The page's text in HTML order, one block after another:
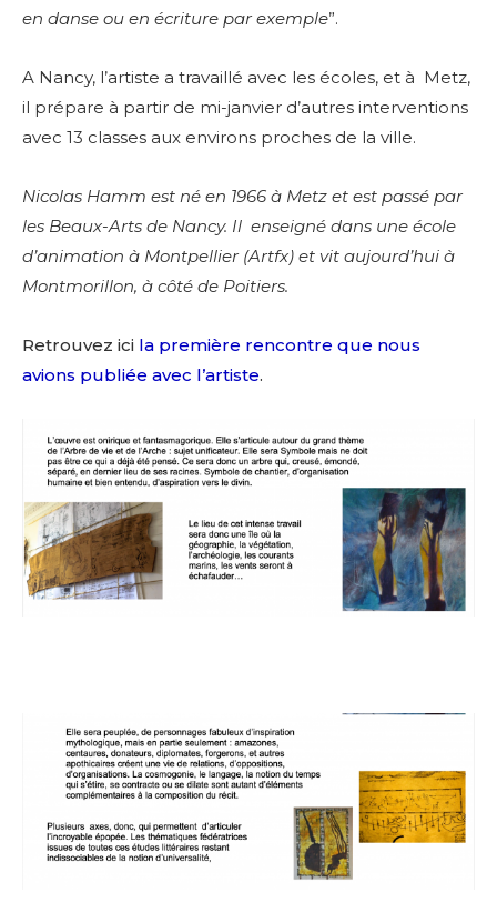
en danse ou en écriture par exemple”.
A Nancy, l’artiste a travaillé avec les écoles, et à Metz,
il prépare à partir de mi-janvier d’autres interventions
avec 13 classes aux environs proches de la ville.
Nicolas Hamm est né en 1966 à Metz et est passé par
les Beaux-Arts de Nancy. Il enseigné dans une école
d’animation à Montpellier (Artfx) et vit aujourd’hui à
Montmorillon, à côté de Poitiers.
Retrouvez ici la première rencontre que nous
avions publiée avec l’artiste.